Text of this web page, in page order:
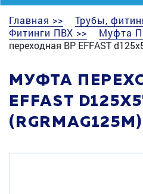
Главная >>
Трубы,
Фитинги ПВХ >>
Муфта
переходная ВР EFFAST
МУФТА
EFFAST
(RGRMAG125M)